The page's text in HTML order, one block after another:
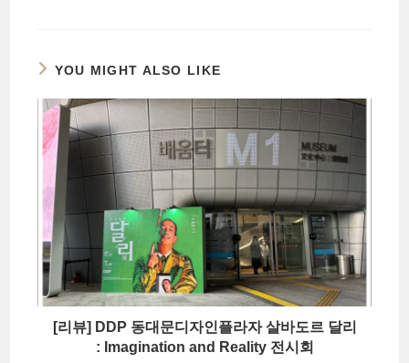
YOU MIGHT ALSO LIKE
[리뷰] DDP 동대문디자인플라자 살바도르 달리
: Imagination and Reality 전시회